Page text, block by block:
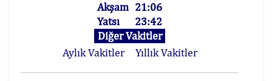
Akşam 21:06
Yatsı
23:42
Diğer Vakitler
Aylık Vakitler
Yıllık Vakitler